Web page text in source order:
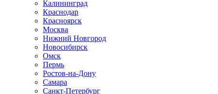
Калининград
Краснодар
Красноярск
Москва
Нижний Новгород
Новосибирск
Омск
Пермь
Ростов-на-Дону
Самара
Санкт-Петербург